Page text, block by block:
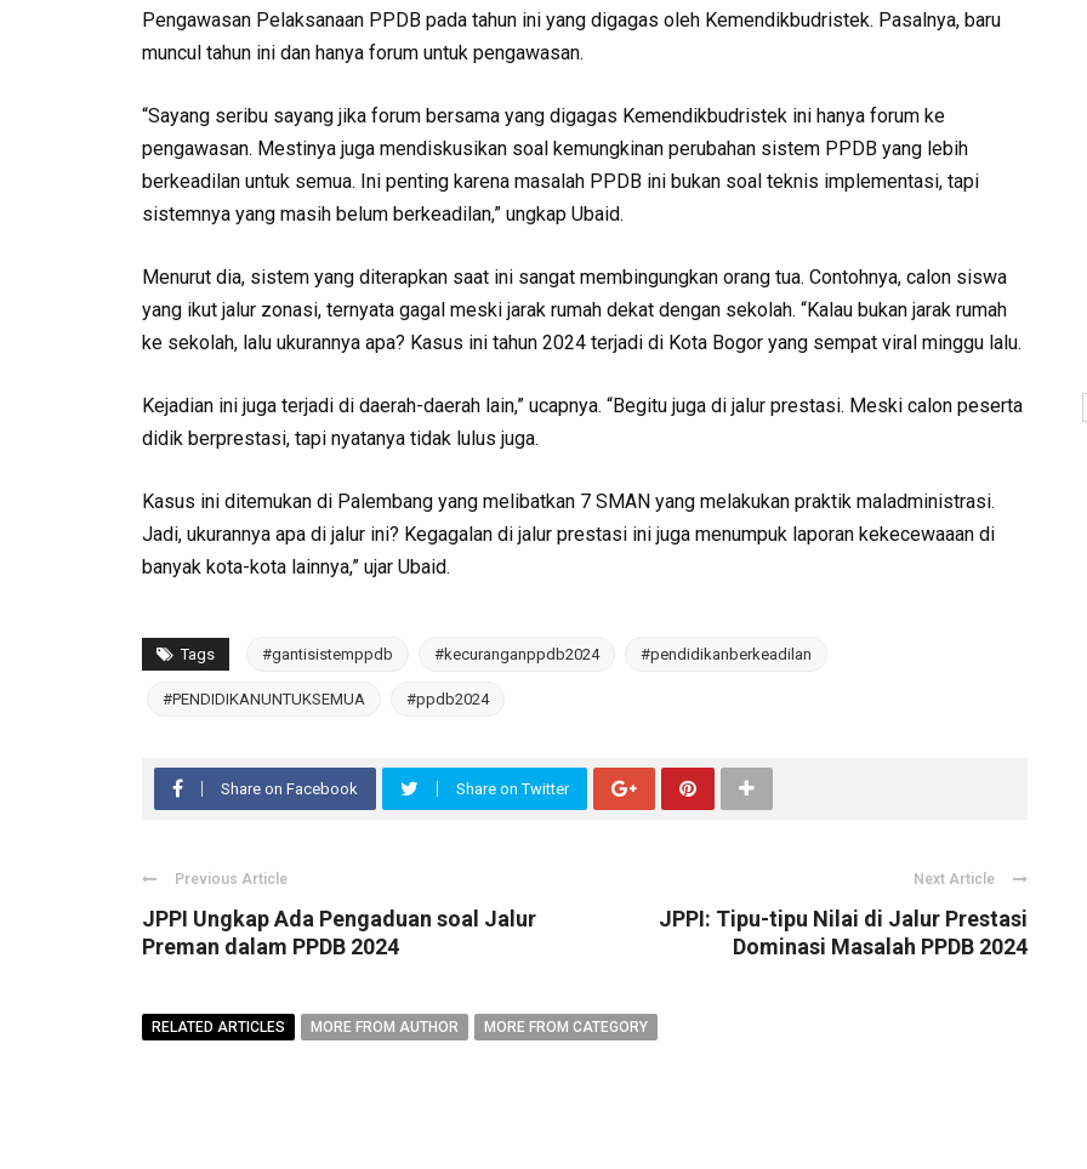
Pengawasan Pelaksanaan PPDB pada tahun ini yang digagas oleh Kemendikbudristek. Pasalnya, baru
muncul tahun ini dan hanya forum untuk pengawasan.
“Sayang seribu sayang jika forum bersama yang digagas Kemendikbudristek ini hanya forum ke
pengawasan. Mestinya juga mendiskusikan soal kemungkinan perubahan sistem PPDB yang lebih
berkeadilan untuk semua. Ini penting karena masalah PPDB ini bukan soal teknis implementasi, tapi
sistemnya yang masih belum berkeadilan,” ungkap Ubaid.
Menurut dia, sistem yang diterapkan saat ini sangat membingungkan orang tua. Contohnya, calon siswa
yang ikut jalur zonasi, ternyata gagal meski jarak rumah dekat dengan sekolah. “Kalau bukan jarak rumah
ke sekolah, lalu ukurannya apa? Kasus ini tahun 2024 terjadi di Kota Bogor yang sempat viral minggu lalu.
Kejadian ini juga terjadi di daerah-daerah lain,” ucapnya. “Begitu juga di jalur prestasi. Meski calon peserta
didik berprestasi, tapi nyatanya tidak lulus juga.
Kasus ini ditemukan di Palembang yang melibatkan 7 SMAN yang melakukan praktik maladministrasi.
Jadi, ukurannya apa di jalur ini? Kegagalan di jalur prestasi ini juga menumpuk laporan kekecewaaan di
banyak kota-kota lainnya,” ujar Ubaid.
Tags #gantisistemppdb #kecuranganppdb2024 #pendidikanberkeadilan
#PENDIDIKANUNTUKSEMUA #ppdb2024
Share on Facebook Share on Twitter
Previous Article
JPPI Ungkap Ada Pengaduan soal Jalur
Preman dalam PPDB 2024
Next Article
JPPI: Tipu-tipu Nilai di Jalur Prestasi
Dominasi Masalah PPDB 2024
RELATED ARTICLES MORE FROM AUTHOR MORE FROM CATEGORY